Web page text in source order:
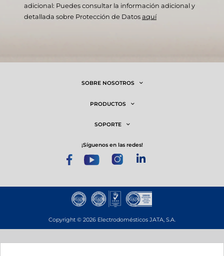
adicional: Puedes consultar la información adicional y
detallada sobre Protección de Datos aquí
SOBRE NOSOTROS
PRODUCTOS
SOPORTE
¡síguenos en las redes!
Copyright © 2026 Electrodomésticos JATA, S.A.